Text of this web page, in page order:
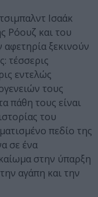
Ισαάκ
Ρόουζ και του
ξεκινούν
τέσσερις
εντελώς
τους
πάθη τους είναι
του
πεδίο της
σε ένα
στην ύπαρξη
αγάπη και την